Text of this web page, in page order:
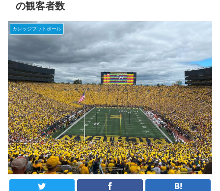
の観客者数
カレッジフットボール